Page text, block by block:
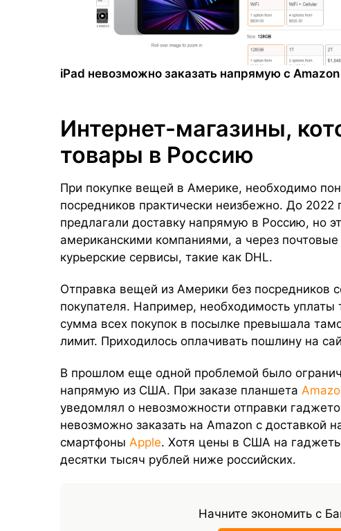
iPad невозможно заказать напрямую с
Интернет-магазины,
товары в Россию
При покупке вещей в Америке, необходимо
посредников практически неизбежно. До 2022
предлагали доставку напрямую в Россию, но
американскими компаниями, а через
курьерские сервисы, такие как DHL.
Отправка вещей из Америки без посредников
покупателя. Например, необходимость
сумма всех покупок в посылке превышала
лимит. Приходилось оплачивать пошлину на
В прошлом еще одной проблемой было
напрямую из США. При заказе планшета
уведомлял о невозможности отправки
невозможно заказать на Amazon с доставкой
смартфоны Apple. Хотя цены в США на
десятки тысяч рублей ниже российских.
Начните экономить с